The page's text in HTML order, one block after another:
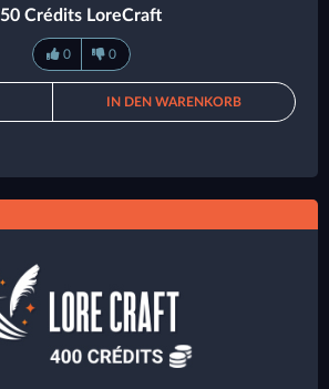
50 Crédits LoreCraft
0 0
IN DEN WARENKORB